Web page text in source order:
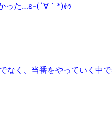
った…ε-(´∀｀*)ﾎｯ
なく、当番をやっていく中